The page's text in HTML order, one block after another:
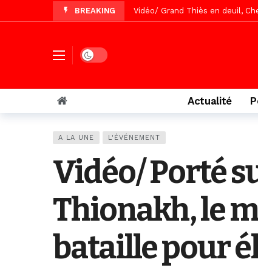
BREAKING
Vidéo/ Grand Thiès en deuil,
Vidéo/Gamou Bakhdad chez
Vidéo/Magal Serigne
Vidéo/Chérif Nehma Aïdara
Recomposition politique :
Vidéo/ Préparation Gamou
Vidéo/ Magal 2026, le train a
Dark mode
Actualité
A LA UNE L'ÉVÉNEMENT
Vidéo/ Porté
Thionakh, le
bataille pour